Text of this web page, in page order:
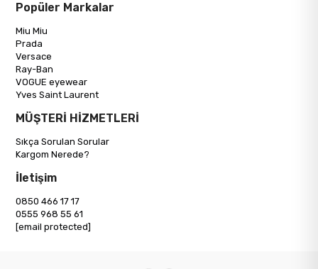
Popüler Markalar
Miu Miu
Prada
Versace
Ray-Ban
VOGUE eyewear
Yves Saint Laurent
MÜŞTERİ HİZMETLERİ
Sıkça Sorulan Sorular
Kargom Nerede?
İletişim
0850 466 17 17
0555 968 55 61
[email protected]